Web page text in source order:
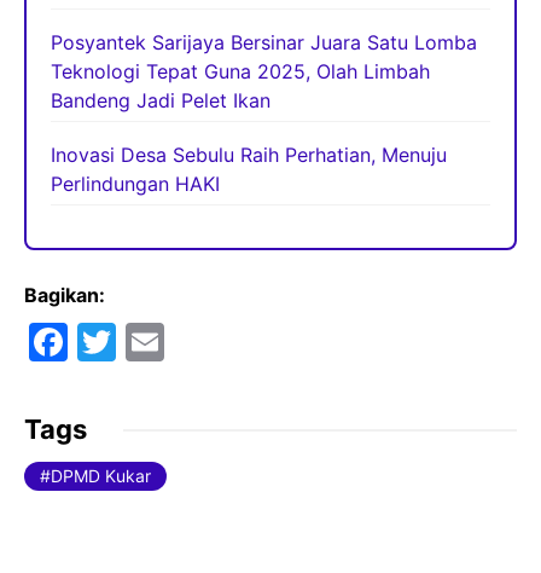
Posyantek Sarijaya Bersinar Juara Satu Lomba
Teknologi Tepat Guna 2025, Olah Limbah
Bandeng Jadi Pelet Ikan
Inovasi Desa Sebulu Raih Perhatian, Menuju
Perlindungan HAKI
Bagikan:
F
c
e
b
T
er l
Tags
DPMD Kukar